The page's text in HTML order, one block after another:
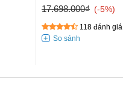
17.698.000₫
-5%
118 đánh giá